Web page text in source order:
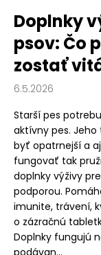
Doplnky
psov: Čo
zostať
6.5.2026
Starší pes
aktívny pes.
byť opatrnejší a
fungovať tak
doplnky výživy
podporou.
imunite, trávení,
o zázračnú
Doplnky fungujú
podávan...